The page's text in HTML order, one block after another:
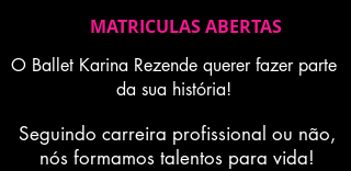
MATRICULAS ABERTAS
O Ballet Karina Rezende querer fazer parte
da sua história!
Seguindo carreira profissional ou não,
nós formamos talentos para vida!